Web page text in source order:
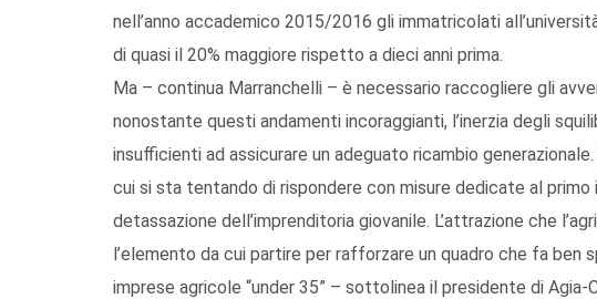
nell’anno accademico 2015/2016 gli immatricolati
di quasi il 20% maggiore rispetto a dieci anni prima.
Ma – continua Marranchelli – è necessario raccogliere gli
nonostante questi andamenti incoraggianti, l’inerzia degli
insufficienti ad assicurare un adeguato ricambio
cui si sta tentando di rispondere con misure dedicate al
detassazione dell’imprenditoria giovanile. L’attrazione che
l’elemento da cui partire per rafforzare un quadro che fa ben
imprese agricole “under 35” – sottolinea il presidente di